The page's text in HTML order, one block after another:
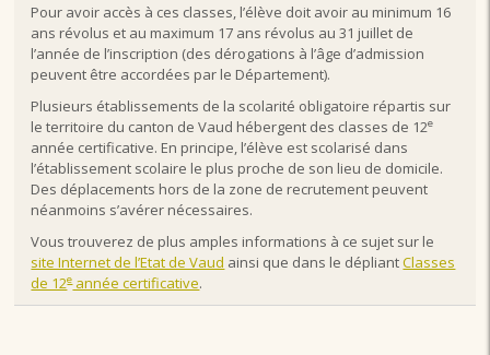
Pour avoir accès à ces classes, l’élève doit avoir au minimum 16
ans révolus et au maximum 17 ans révolus au 31 juillet de
l’année de l’inscription (des dérogations à l’âge d’admission
peuvent être accordées par le Département).
Plusieurs établissements de la scolarité obligatoire répartis sur
le territoire du canton de Vaud hébergent des classes de 12e
année certificative. En principe, l’élève est scolarisé dans
l’établissement scolaire le plus proche de son lieu de domicile.
Des déplacements hors de la zone de recrutement peuvent
néanmoins s’avérer nécessaires.
Vous trouverez de plus amples informations à ce sujet sur le
site Internet de l’Etat de Vaud ainsi que dans le dépliantClasses
de 12eannée certificative.